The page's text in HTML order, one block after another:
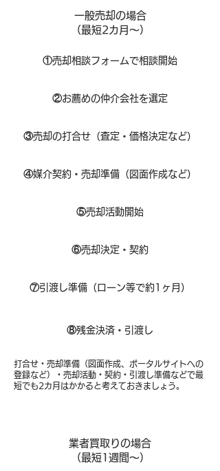
一般売却の場合
​（最短2カ月～）
①​売却相談フォームで相談開始
②お薦めの仲介会社を選定
③売却の打合せ（査定・価格決定など）
④媒介契約・売却準備（図面作成など）
⑤売却活動開始
⑥売却決定・契約
⑦引渡し準備（ローン等で約1ヶ月）
打合せ・売却準備（図面作成、ポータルサイトへの
登録など）・売却活動・契約・引渡し準備などで最
短でも2カ月はかかると考えておきましょう。
⑧​残金決済・引渡し
業者買取りの場合
（​最短1週間～）